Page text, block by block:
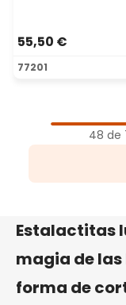
55,50 €
77201
siguiente
48 de
Estalactitas
magia de las
forma de